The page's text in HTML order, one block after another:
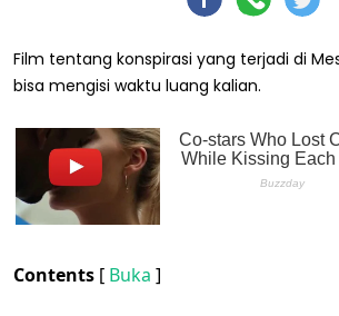
Film tentang konspirasi yang terjadi di
bisa mengisi waktu luang kalian.
Contents [ Buka ]